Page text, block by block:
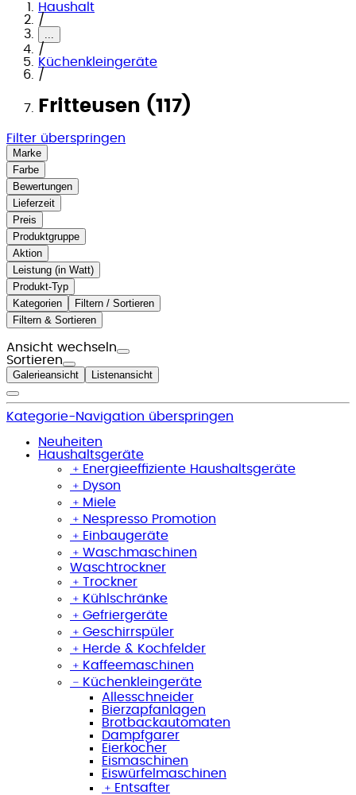
Haushalt
/
...
/
Küchenkleingeräte
/
Fritteusen (117)
Filter überspringen
Marke
Farbe
Bewertungen
Lieferzeit
Preis
Produktgruppe
Aktion
Leistung (in Watt)
Produkt-Typ
Kategorien
Filtern / Sortieren
Filtern & Sortieren
Ansicht wechseln
Sortieren
Galerieansicht Listenansicht
Kategorie-Navigation überspringen
Neuheiten
Haushaltsgeräte
﹢ Energieeffiziente Haushaltsgeräte
﹢ Dyson
﹢ Miele
﹢ Nespresso Promotion
﹢ Einbaugeräte
﹢ Waschmaschinen
Waschtrockner
﹢ Trockner
﹢ Kühlschränke
﹢ Gefriergeräte
﹢ Geschirrspüler
﹢ Herde & Kochfelder
﹢ Kaffeemaschinen
﹣ Küchenkleingeräte
Allesschneider
Bierzapfanlagen
Brotbackautomaten
Dampfgarer
Eierkocher
Eismaschinen
Eiswürfelmaschinen
﹢ Entsafter